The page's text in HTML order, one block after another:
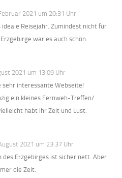
2021 um 20:31 Uhr
ideale Reisejahr. Zumindest nicht für
war es auch schön.
2021 um 13:09 Uhr
sehr interessante Webseite!
ein kleines Fernweh-Treffen/
habt ihr Zeit und Lust.
2021 um 23:37 Uhr
des Erzgebirges ist sicher nett. Aber
die Zeit.